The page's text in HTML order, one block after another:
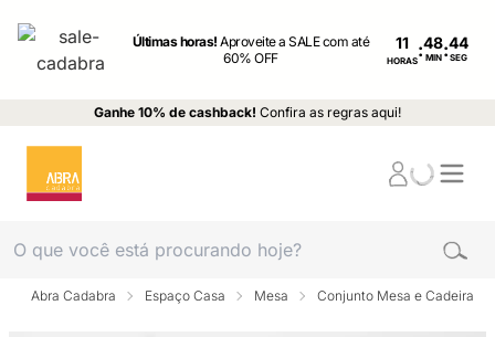
Últimas horas!Aproveite a SALE com até
60% OFF
11
HORAS: MIN : SEG
Ganhe 10% de cashback! Confira as regras aqui!
Abra Cadabra Espaço Casa Mesa Conjunto Mesa e Cadeira